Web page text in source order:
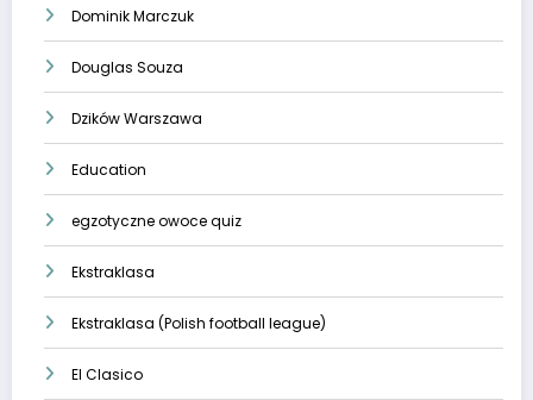
Dominik Marczuk
Douglas Souza
Dzików Warszawa
Education
egzotyczne owoce quiz
Ekstraklasa
Ekstraklasa (Polish football league)
El Clasico